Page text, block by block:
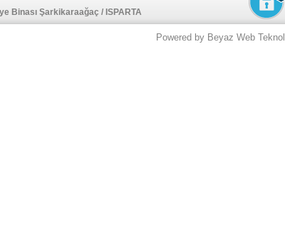
Binası Şarkikaraağaç / ISPARTA
Powered by Beyaz Web